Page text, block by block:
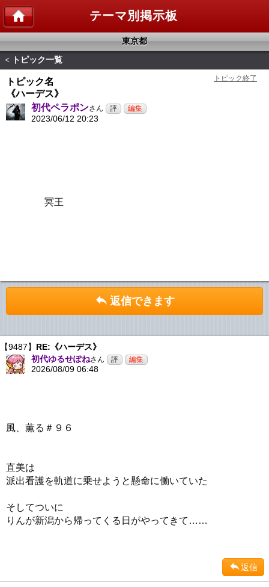
テーマ別掲示板
東京都
< トピック一覧
トピック名
《ハーデス》
初代ペラポンさん
2023/06/12 20:23
冥王
返信できます
【9487】 RE:《ハーデス》
初代ゆるせぽねさん
2026/08/09 06:48
風、薫る＃９６
直美は
派出看護を軌道に乗せようと懸命に働いていた
そしてついに
りんが新潟から帰ってくる日がやってきて……
返信